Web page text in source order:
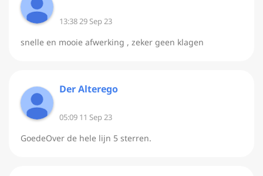
13:38 29 Sep 23
snelle en mooie afwerking , zeker geen klagen
Der Alterego
05:09 11 Sep 23
GoedeOver de hele lijn 5 sterren.